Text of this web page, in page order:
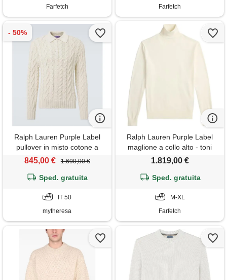
Farfetch Farfetch
Ralph Lauren Purple Label
pullover in misto cotone a
trecce
845,00 € 1.690,00 €
Sped. gratuita
IT 50
mytheresa
Ralph Lauren Purple Label
maglione a collo alto - toni
neutri
1.819,00 €
Sped. gratuita
M-XL
Farfetch